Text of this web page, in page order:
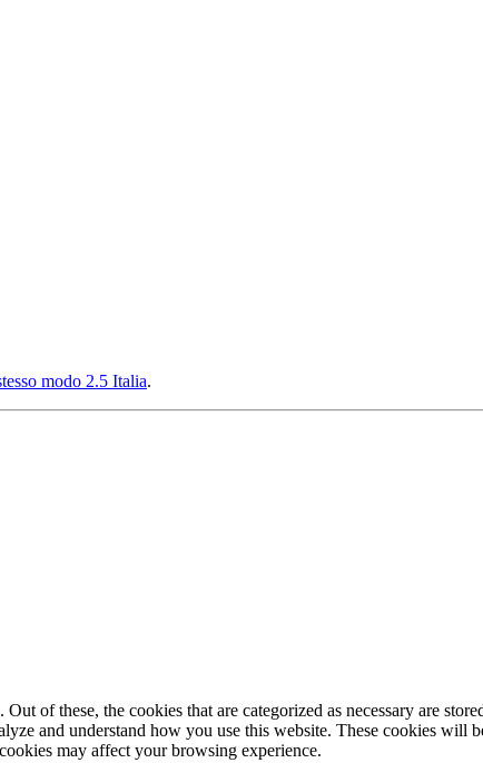
modo 2.5 Italia.
of these, the cookies that are categorized as necessary are
and understand how you use this website. These cookies will
may affect your browsing experience.